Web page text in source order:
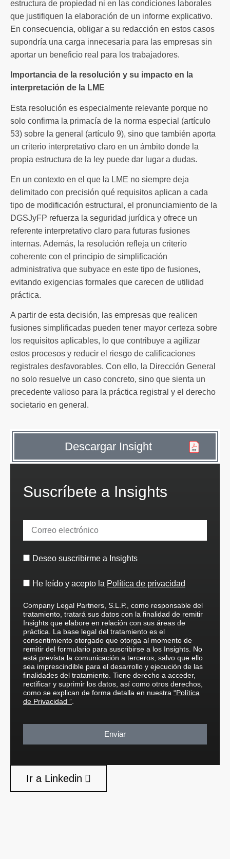
estructura de propiedad ni en las condiciones laborales
que justifiquen la elaboración de un informe explicativo.
En consecuencia, obligar a su redacción en estos casos
supondría una carga innecesaria para las empresas sin
aportar un beneficio real para los trabajadores.
Importancia de la resolución y su impacto en la
interpretación de la LME
Esta resolución es especialmente relevante porque no
solo confirma la primacía de la norma especial (artículo
53) sobre la general (artículo 9), sino que también aporta
un criterio interpretativo claro en un ámbito donde la
propia estructura de la ley puede dar lugar a dudas.
En un contexto en el que la LME no siempre deja
delimitado con precisión qué requisitos aplican a cada
tipo de modificación estructural, el pronunciamiento de la
DGSJyFP refuerza la seguridad jurídica y ofrece un
referente interpretativo claro para futuras fusiones
internas. Además, la resolución refleja un criterio
coherente con el principio de simplificación
administrativa que subyace en este tipo de fusiones,
evitando exigencias formales que carecen de utilidad
práctica.
A partir de esta decisión, las empresas que realicen
fusiones simplificadas pueden tener mayor certeza sobre
los requisitos aplicables, lo que contribuye a agilizar
estos procesos y reducir el riesgo de calificaciones
registrales desfavorables. Con ello, la Dirección General
no solo resuelve un caso concreto, sino que sienta un
precedente valioso para la práctica registral y el derecho
societario en general.
Descargar Insight
Suscríbete a Insights
Deseo suscribirme a Insights
He leído y acepto la Política de privacidad
Company Legal Partners, S.L.P., como responsable del
tratamiento, tratará sus datos con la finalidad de remitir
Insights que elabore en relación con sus áreas de
práctica. La base legal del tratamiento es el
consentimiento otorgado que otorga al momento de
remitir del formulario para suscribirse a los Insights. No
está prevista la comunicación a terceros, salvo que ello
sea imprescindible para el desarrollo y ejecución de las
finalidades del tratamiento. Tiene derecho a acceder,
rectificar y suprimir los datos, así como otros derechos,
como se explican de forma detalla en nuestra “Política
de Privacidad ”
Enviar
Ir a Linkedin